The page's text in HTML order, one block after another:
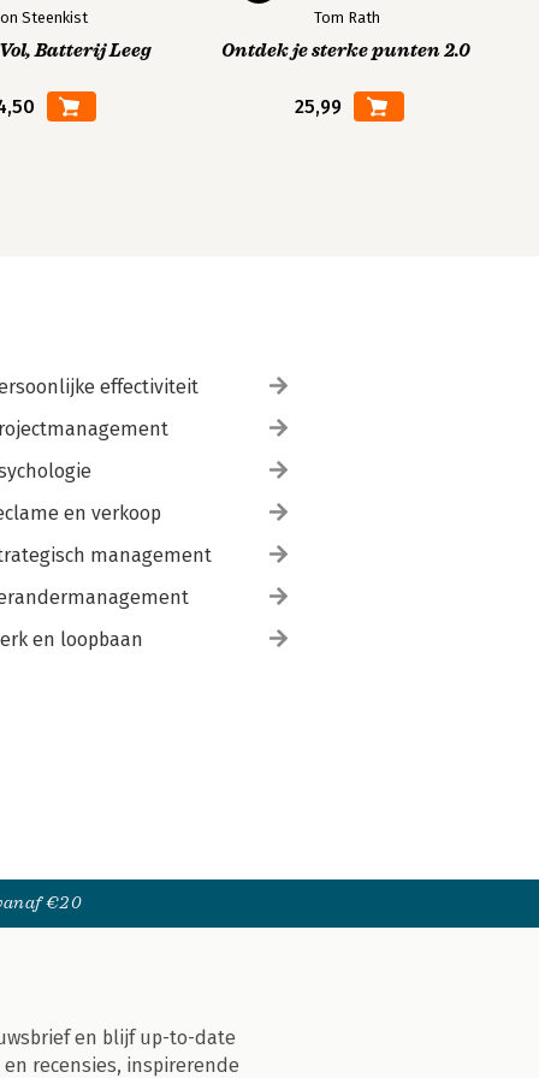
Steenkist
Batterij Leeg
Tom Rath
Ontdek je sterke punten 2.0
25,99
effectiviteit
en verkoop
management
en loopbaan
€20
en blijf up-to-date
recensies, inspirerende